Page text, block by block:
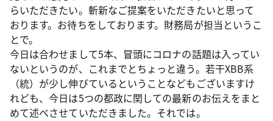
らいただきたい。斬新なご提案をいただきたいと思って
おります。お待ちをしております。財務局が担当というこ
とで。
今日は合わせまして5本、冒頭にコロナの話題は入ってい
ないというのが、これまでとちょっと違う。若干XBB系
（統）が少し伸びているということなどもございますけ
れども、今日は5つの都政に関しての最新のお伝えをまと
めて述べさせていただきました。それでは。